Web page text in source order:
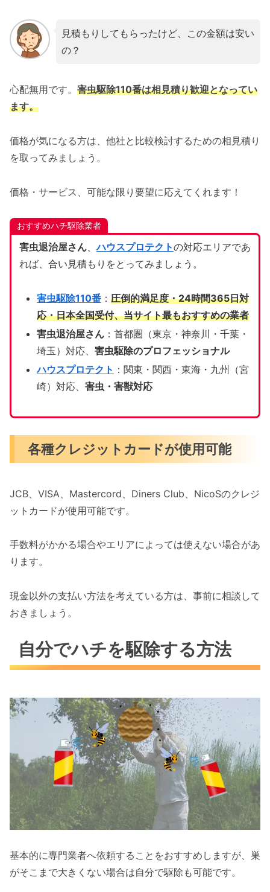
見積もりしてもらったけど、この金額は安い
の？
心配無用です。 害虫駆除110番は相見積り歓迎となってい
ます。
価格が気になる方は、他社と比較検討するための相見積り
を取ってみましょう。
価格・サービス、可能な限り要望に応えてくれます！
おすすめハチ駆除業者
害虫退治屋さん、ハウスプロテクトの対応エリアであ
れば、合い見積もりをとってみましょう。
害虫駆除110番： 圧倒的満足度・24時間365日対
応・日本全国受付、当サイト最もおすすめの業者
害虫退治屋さん：首都圏（東京・神奈川・千葉・
埼玉）対応、 害虫駆除のプロフェッショナル
ハウスプロテクト ：関東・関西・東海・九州（宮
崎）対応、 害虫・害獣対応
各種クレジットカードが使用可能
JCB、VISA、Mastercord、Diners Club、NicoSのクレジ
ットカードが使用可能です。
手数料がかかる場合やエリアによっては使えない場合があ
ります。
現金以外の支払い方法を考えている方は、事前に相談して
おきましょう。
自分でハチを駆除する方法
基本的に専門業者へ依頼することをおすすめしますが、巣
がそこまで大きくない場合は自分で駆除も可能です。